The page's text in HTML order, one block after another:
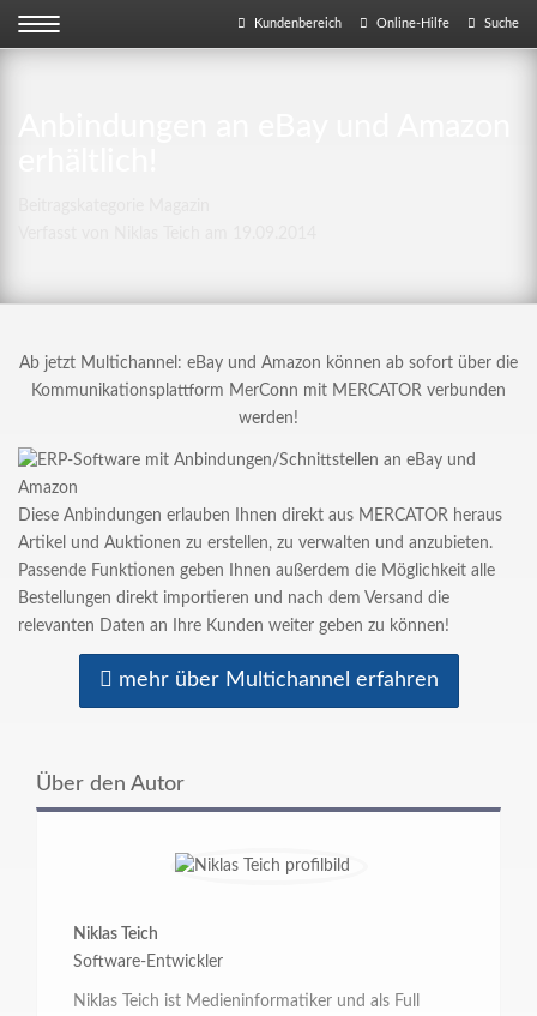
Kundenbereich Online-Hilfe Suche
Ab jetzt Multichannel: eBay und Amazon können ab sofort über die
Kommunikationsplattform MerConn mit MERCATOR verbunden
werden!
Diese Anbindungen erlauben Ihnen direkt aus MERCATOR heraus
Artikel und Auktionen zu erstellen, zu verwalten und anzubieten.
Passende Funktionen geben Ihnen außerdem die Möglichkeit alle
Bestellungen direkt importieren und nach dem Versand die
relevanten Daten an Ihre Kunden weiter geben zu können!
mehr über Multichannel erfahren
Über den Autor
Niklas Teich
Software-Entwickler
Niklas Teich ist Medieninformatiker und als Full